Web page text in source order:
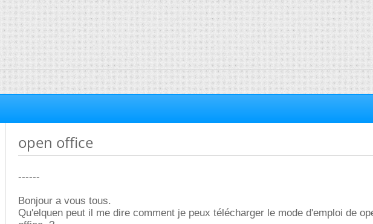
open office
------
Bonjour a vous tous.
Qu'elquen peut il me dire comment je peux télécharger le mode d'emploi de